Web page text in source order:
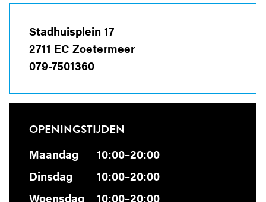
Stadhuisplein 17
2711 EC Zoetermeer
079-7501360
OPENINGSTIJDEN
Maandag
10:00–20:00
Dinsdag
10:00–20:00
Woensdag
10:00–20:00